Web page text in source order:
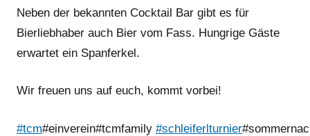
Neben der bekannten Cocktail Bar gibt es für
Bierliebhaber auch Bier vom Fass. Hungrige Gäste
erwartet ein Spanferkel.
Wir freuen uns auf euch, kommt vorbei!
#tcm#einverein#tcmfamily #schleiferlturnier